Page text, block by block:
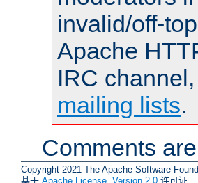
invalid/off-
Apache
IRC
mailing lists.
Comments
Copyright 2021 The Apache Software
基于 Apache License, Version 2.0 许可证.